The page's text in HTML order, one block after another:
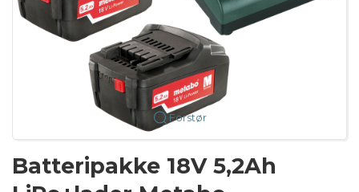
Forstør
Batteripakke 18V 5,2Ah